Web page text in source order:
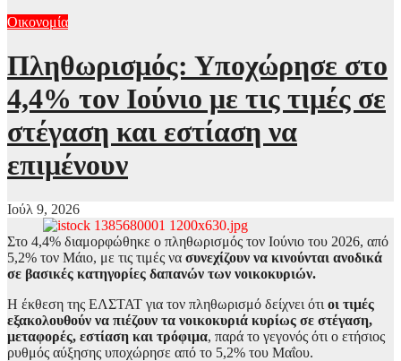
Οικονομία
Πληθωρισμός: Υποχώρησε στο
4,4% τον Ιούνιο με τις τιμές σε
στέγαση και εστίαση να
επιμένουν
Ιούλ 9, 2026
Στο 4,4% διαμορφώθηκε ο πληθωρισμός τον Ιούνιο του 2026, από
5,2% τον Μάιο, με τις τιμές να συνεχίζουν να κινούνται ανοδικά
σε βασικές κατηγορίες δαπανών των νοικοκυριών.
Η έκθεση της ΕΛΣΤΑΤ για τον πληθωρισμό δείχνει ότι οι τιμές
εξακολουθούν να πιέζουν τα νοικοκυριά κυρίως σε στέγαση,
μεταφορές, εστίαση και τρόφιμα, παρά το γεγονός ότι ο ετήσιος
ρυθμός αύξησης υποχώρησε από το 5,2% του Μαΐου.